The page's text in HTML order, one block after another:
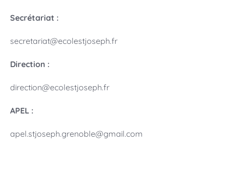
Secrétariat :
secretariat@ecolestjoseph.fr
Direction :
direction@ecolestjoseph.fr
APEL :
apel.stjoseph.grenoble@gmail.com